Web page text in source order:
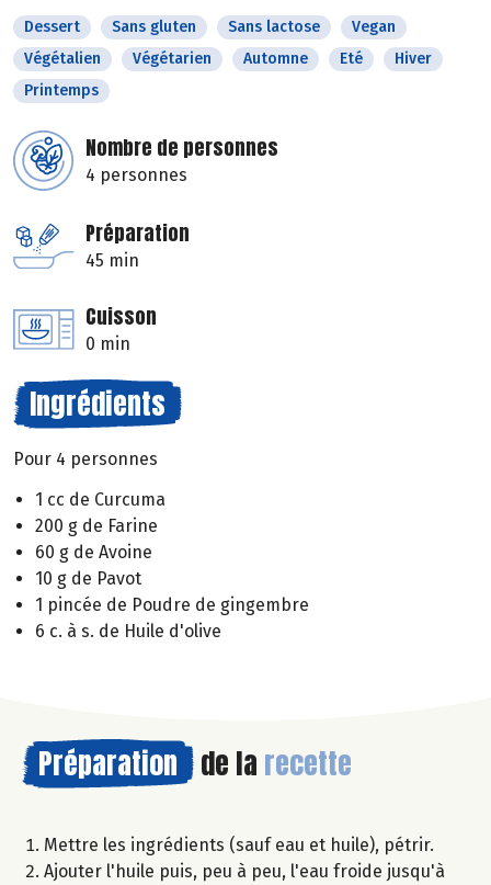
Dessert Sans gluten Sans lactose
Vegan
Végétalien
Végétarien Automne Eté
Hiver
Printemps
Nombre de personnes
4 personnes
Préparation
45 min
Cuisson
0 min
Ingrédients
Pour 4 personnes
1 cc de Curcuma
200 g de Farine
60 g de Avoine
10 g de Pavot
1 pincée de Poudre de gingembre
6 c. à s. de Huile d'olive
Préparation de la recette
Mettre les ingrédients (sauf eau et huile), pétrir.
Ajouter l'huile puis, peu à peu, l'eau froide jusqu'à